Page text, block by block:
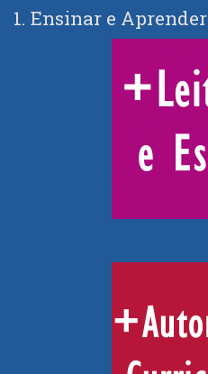
1. Ensinar e Aprender